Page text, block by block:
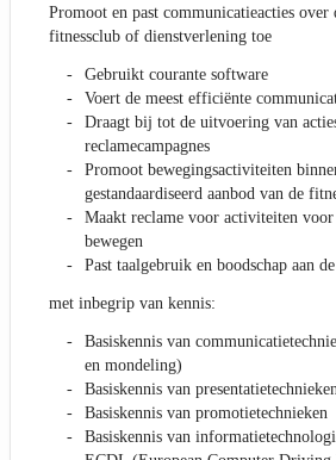
Promoot en past communicatieacties
fitnessclub of dienstverlening toe
Gebruikt courante software
Voert de meest efficiënte
Draagt bij tot de uitvoering van
reclamecampagnes
Promoot bewegingsactiviteiten
gestandaardiseerd aanbod van de
Maakt reclame voor activiteiten
bewegen
Past taalgebruik en boodschap aan
met inbegrip van kennis:
Basiskennis van
en mondeling)
Basiskennis van
Basiskennis van promotietechnieken
Basiskennis van